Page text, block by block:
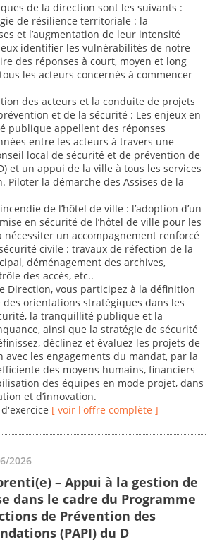
de la direction sont les suivants :
de résilience territoriale : la
et l’augmentation de leur intensité
identifier les vulnérabilités de notre
des réponses à court, moyen et long
les acteurs concernés à commencer
des acteurs et la conduite de projets
et de la sécurité : Les enjeux en
publique appellent des réponses
entre les acteurs à travers une
local de sécurité et de prévention de
et un appui de la ville à tous les services
Piloter la démarche des Assises de la
de l’hôtel de ville : l’adoption d’un
en sécurité de l’hôtel de ville pour les
nécessiter un accompagnement renforcé
civile : travaux de réfection de la
déménagement des archives,
des accès, etc..
Direction, vous participez à la définition
orientations stratégiques dans les
la tranquillité publique et la
ainsi que la stratégie de sécurité
déclinez et évaluez les projets de
avec les engagements du mandat, par la
des moyens humains, financiers
des équipes en mode projet, dans
et d’innovation.
[ voir l'offre complète ]
2026
– Appui à la gestion de
dans le cadre du Programme
de Prévention des
(PAPI) du D